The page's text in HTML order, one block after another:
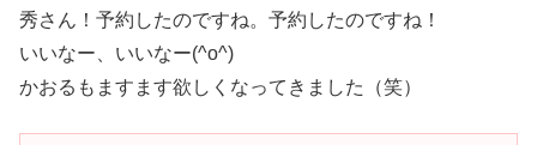
秀さん！予約したのですね。予約したのですね！
いいなー、いいなー(^o^)
かおるもますます欲しくなってきました（笑）